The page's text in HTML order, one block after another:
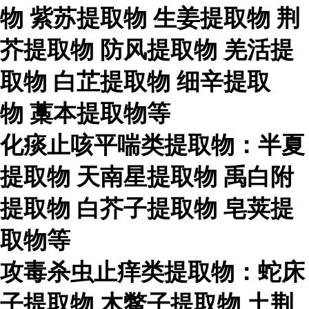
物 紫苏提取物 生姜提取物 荆
芥提取物 防风提取物 羌活提
取物 白芷提取物 细辛提取
物 藁本提取物等
化痰止咳平喘类提取物：半夏
提取物 天南星提取物 禹白附
提取物 白芥子提取物 皂荚提
取物等
攻毒杀虫止痒类提取物：蛇床
子提取物 木鳖子提取物 土荆